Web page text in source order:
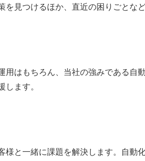
を見つけるほか、直近の困りごとな
用はもちろん、当社の強みである自
します。
様と一緒に課題を解決します。自動